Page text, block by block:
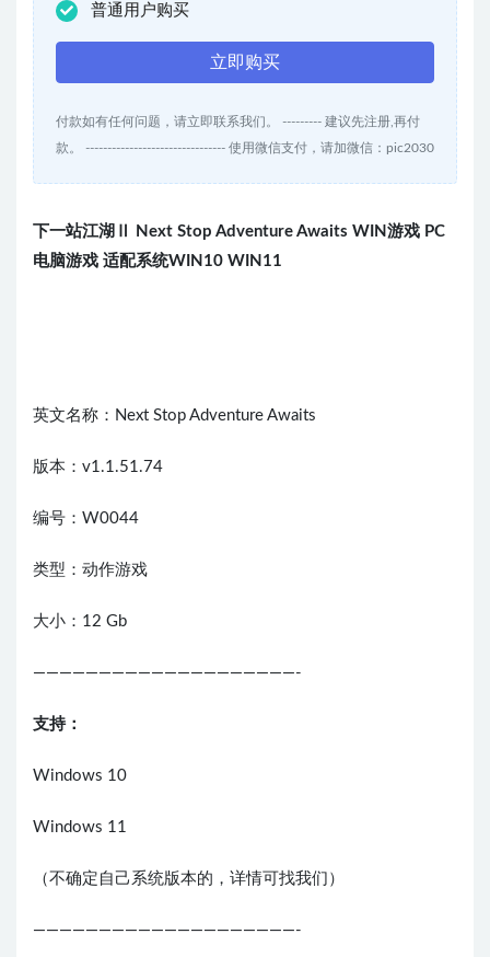
普通用户购买
立即购买
付款如有任何问题，请立即联系我们。 --------- 建议先注册,再付
款。 -------------------------------- 使用微信支付，请加微信：pic2030
下一站江湖Ⅱ Next Stop Adventure Awaits WIN游戏 PC
电脑游戏 适配系统WIN10 WIN11
英文名称：Next Stop Adventure Awaits
版本：v1.1.51.74
编号：W0044
类型：动作游戏
大小：12 Gb
————————————————————-
支持：
Windows 10
Windows 11
（不确定自己系统版本的，详情可找我们）
————————————————————-